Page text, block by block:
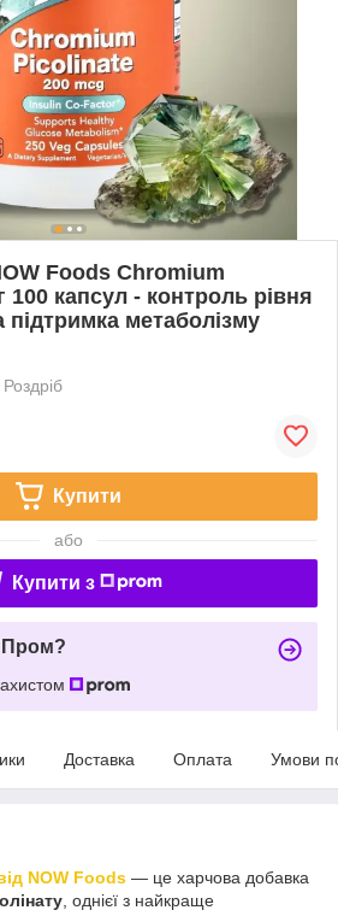
Foods Chromium
100 капсул - контроль рівня
підтримка метаболізму
Роздріб
Купити
або
Купити з
Пром?
Доставка Оплата Умови
NOW Foods — це харчова добавка
, однієї з найкраще